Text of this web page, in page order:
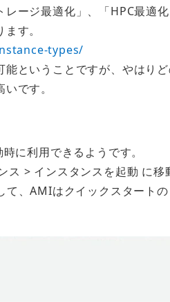
レージ最適化」、「HPC最適
す。
types/
ということですが、やはり
です。
に利用できるようです。
> インスタンスを起動 に移
、AMIはクイックスタート